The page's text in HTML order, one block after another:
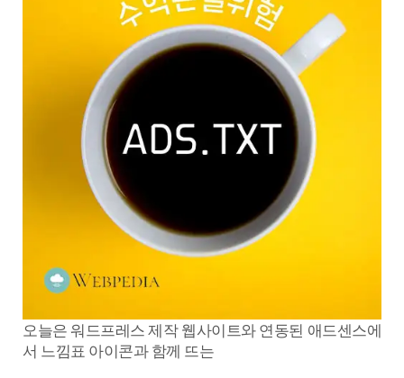
오늘은 워드프레스 제작 웹사이트와 연동된 애드센스에
서 느낌표 아이콘과 함께 뜨는